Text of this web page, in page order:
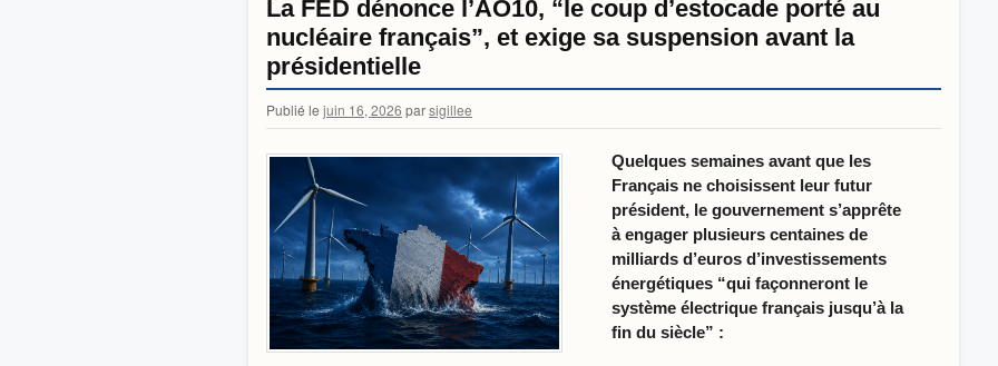
mondial
crée
raccordement
éoliennes
offshore
La FED dénonce l’AO10, “le coup d’estocade porté au
nucléaire français”, et exige sa suspension avant la
présidentielle
Publié le juin 16, 2026 parsigillee
Quelques semaines avant que les
Français ne choisissent leur futur
président, le gouvernement s’apprête
à engager plusieurs centaines de
milliards d’euros d’investissements
énergétiques “qui façonneront le
système électrique français jusqu’à la
fin du siècle” :